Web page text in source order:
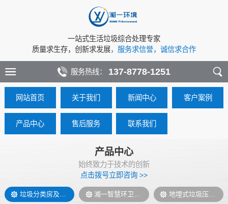
一站式生活垃圾综合处理专家
质量求生存，创新求发展，服务求信誉，诚信求合作
服务热线： 137-8778-1251
网站首页 关于我们 新闻中心 客户案例
产品中心 售后服务 联系我们
产品中心
始终致力于技术的创新
点击拨号立即咨询 >>
地埋式垃圾压缩机